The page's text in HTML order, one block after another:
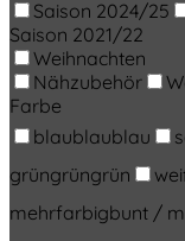
Saison 2024/25
Saison 2021/22
Weihnachten
Nähzubehör
Farbe
blaublaublau
grüngrüngrün
mehrfarbigbunt /